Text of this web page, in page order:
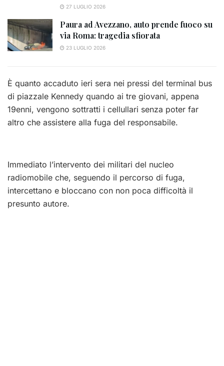
27 LUGLIO 2026
Paura ad Avezzano, auto prende fuoco su
via Roma: tragedia sfiorata
23 LUGLIO 2026
È quanto accaduto ieri sera nei pressi del terminal bus
di piazzale Kennedy quando ai tre giovani, appena
19enni, vengono sottratti i cellullari senza poter far
altro che assistere alla fuga del responsabile.
Immediato l’intervento dei militari del nucleo
radiomobile che, seguendo il percorso di fuga,
intercettano e bloccano con non poca difficoltà il
presunto autore.